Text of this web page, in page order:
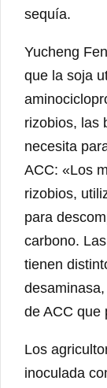
sequía.
Yucheng
que la soja
rizobios, las
necesita
ACC: «Los
rizobios,
para
carbono.
tienen
de ACC que
Los
inoculada